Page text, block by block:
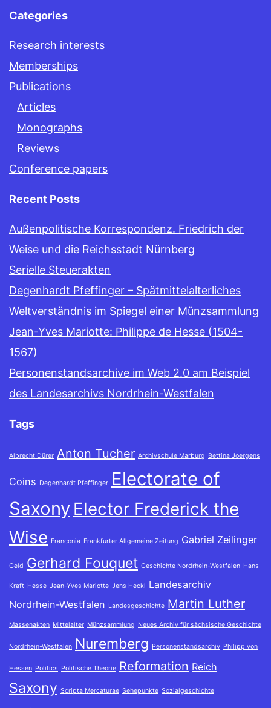
Categories
Research interests
Memberships
Publications
Articles
Monographs
Reviews
Conference papers
Recent Posts
Außenpolitische Korrespondenz. Friedrich der
Weise und die Reichsstadt Nürnberg
Serielle Steuerakten
Degenhardt Pfeffinger – Spätmittelalterliches
Weltverständnis im Spiegel einer Münzsammlung
Jean-Yves Mariotte: Philippe de Hesse (1504-
1567)
Personenstandsarchive im Web 2.0 am Beispiel
des Landesarchivs Nordrhein-Westfalen
Tags
Albrecht Dürer Anton Tucher Archivschule Marburg Bettina Joergens
Coins Degenhardt Pfeffinger Electorate of
Saxony Elector Frederick the
Wise Franconia Frankfurter Allgemeine Zeitung Gabriel Zeilinger
Geld Gerhard Fouquet Geschichte Nordrhein-Westfalen Hans
Kraft Hesse Jean-Yves Mariotte Jens Heckl Landesarchiv
Nordrhein-Westfalen Landesgeschichte Martin Luther
Massenakten Mittelalter Münzsammlung Neues Archiv für sächsische Geschichte
Nordrhein-Westfalen Nuremberg Personenstandsarchiv Philipp von
Hessen Politics Politische Theorie Reformation Reich
Saxony Scripta Mercaturae Sehepunkte Sozialgeschichte